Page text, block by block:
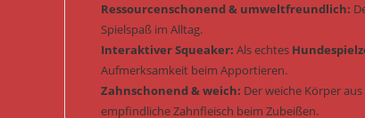
Ressourcenschonend & umweltfreundlich:
Spielspaß im Alltag.
Interaktiver Squeaker: Als echtes
Aufmerksamkeit beim Apportieren.
Zahnschonend & weich: Der weiche Körper
empfindliche Zahnfleisch beim Zubeißen.